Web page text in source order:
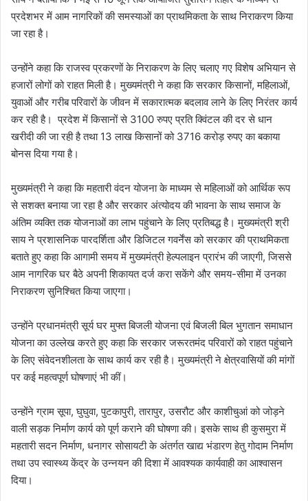
प्रदेशभर में आम नागरिकों की समस्याओं का प्राथमिकता के साथ निराकरण किया
जा रहा है।
उन्होंने कहा कि राजस्व प्रकरणों के निराकरण के लिए चलाए गए विशेष अभियान से
हजारों लोगों को राहत मिली है। मुख्यमंत्री ने कहा कि सरकार किसानों, महिलाओं,
युवाओं और गरीब परिवारों के जीवन में सकारात्मक बदलाव लाने के लिए निरंतर कार्य
कर रही है। प्रदेश में किसानों से 3100 रुपए प्रति क्विंटल की दर से धान
खरीदी की जा रही है तथा 13 लाख किसानों को 3716 करोड़ रुपए का बकाया
बोनस दिया गया है।
मुख्यमंत्री ने कहा कि महतारी वंदन योजना के माध्यम से महिलाओं को आर्थिक रूप
से सशक्त बनाया जा रहा है और सरकार अंत्योदय की भावना के साथ समाज के
अंतिम व्यक्ति तक योजनाओं का लाभ पहुंचाने के लिए प्रतिबद्ध है। मुख्यमंत्री श्री
साय ने प्रशासनिक पारदर्शिता और डिजिटल गवर्नेंस को सरकार की प्राथमिकता
बताते हुए कहा कि आगामी समय में मुख्यमंत्री हेल्पलाइन प्रारंभ की जाएगी, जिससे
आम नागरिक घर बैठे अपनी शिकायत दर्ज करा सकेंगे और समय-सीमा में उनका
निराकरण सुनिश्चित किया जाएगा।
उन्होंने प्रधानमंत्री सूर्य घर मुफ्त बिजली योजना एवं बिजली बिल भुगतान समाधान
योजना का उल्लेख करते हुए कहा कि सरकार जरूरतमंद परिवारों को राहत पहुंचाने
के लिए संवेदनशीलता के साथ कार्य कर रही है। मुख्यमंत्री ने क्षेत्रवासियों की मांगों
पर कई महत्वपूर्ण घोषणाएं भी कीं।
उन्होंने ग्राम सूपा, घुघुवा, पुटकापुरी, तारापुर, उसरौट और काशीचुआं को जोड़ने
वाली सड़क निर्माण कार्य को पूर्ण कराने की घोषणा की। इसके साथ ही कुसमुरा में
महतारी सदन निर्माण, धनागर सोसायटी के अंतर्गत खाद्य भंडारण हेतु गोदाम निर्माण
तथा उप स्वास्थ्य केंद्र के उन्नयन की दिशा में आवश्यक कार्यवाही का आश्वासन
दिया।